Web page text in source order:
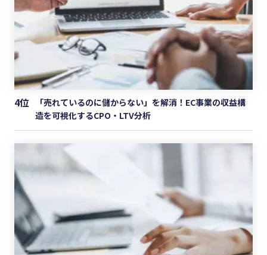
4位
「売れているのに儲からない」を解消！EC事業の収益構
造を可視化するCPO・LTV分析